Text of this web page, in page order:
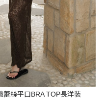
蕾絲平口BRA TOP長洋裝